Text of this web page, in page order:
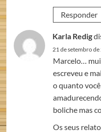
Responder
Karla Redig
21 de setembro
Marcelo…
escreveu e
o quanto
boliche mas
Os seus